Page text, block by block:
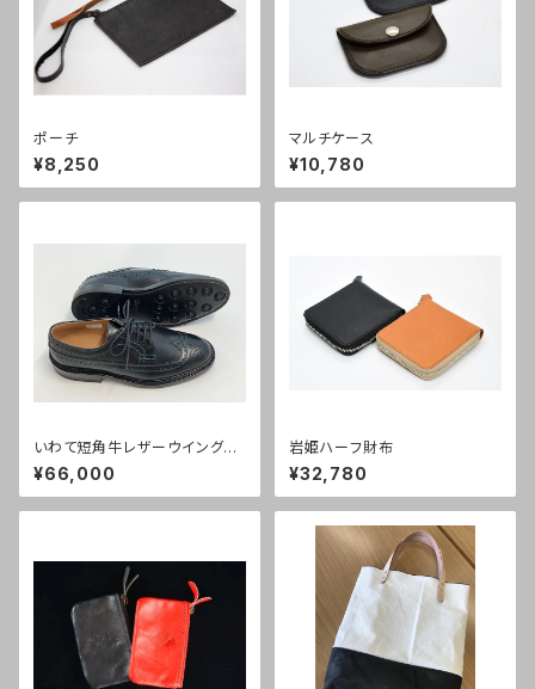
ポーチ
¥8,250
マルチケース
¥10,780
いわて短角牛レザーウイングチ
ップ【黒】リーガルコーポレーシ
ョン製
¥66,000
岩姫ハーフ財布
¥32,780